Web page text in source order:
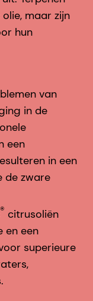
maar zijn
hun
van
in de
een
in een
de zware
® citrusoliën
en een
superieure